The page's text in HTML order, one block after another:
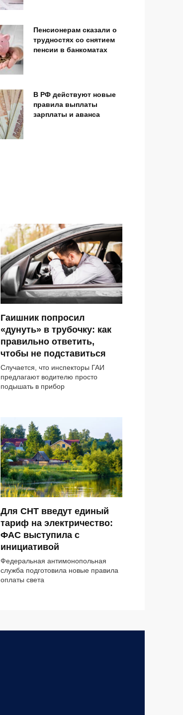
Пенсионерам сказали о
трудностях со снятием
пенсии в банкоматах
В РФ действуют новые
правила выплаты
зарплаты и аванса
Гаишник попросил
«дунуть» в трубочку: как
правильно ответить,
чтобы не подставиться
Случается, что инспекторы ГАИ
предлагают водителю просто
подышать в прибор
Для СНТ введут единый
тариф на электричество:
ФАС выступила с
инициативой
Федеральная антимонопольная
служба подготовила новые правила
оплаты света